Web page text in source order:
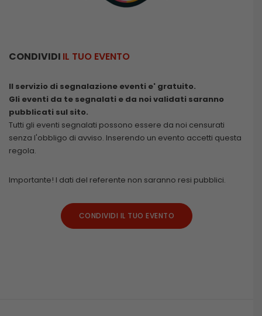
CONDIVIDI IL TUO EVENTO
Il servizio di segnalazione eventi e' gratuito.
Gli eventi da te segnalati e da noi validati saranno
pubblicati sul sito.
Tutti gli eventi segnalati possono essere da noi censurati
senza l'obbligo di avviso. Inserendo un evento accetti questa
regola.
Importante! I dati del referente non saranno resi pubblici.
CONDIVIDI IL TUO EVENTO